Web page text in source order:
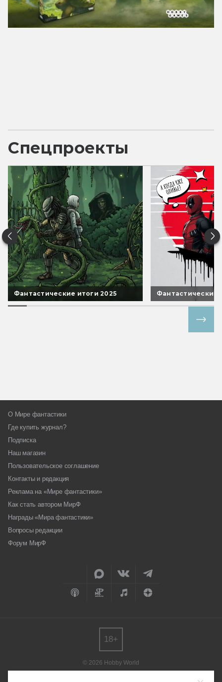
Спецпроекты
Фантастические итоги 2025 Фантастические
О Мире фантастики
Где купить журнал?
Подписка
Наш магазин
Пользовательское соглашение
Контакты и редакция
Реклама на «Мире фантастики»
Как стать автором МирФ
Награды «Мира фантастики»
Вопросы редакции
Форум МирФ
© 2026 Hobby World
18+